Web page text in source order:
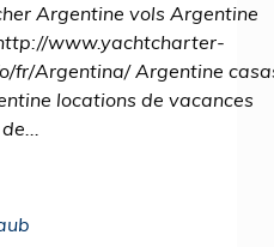
Argentine vols Argentine
www.yachtcharter-
fr/Argentina/ Argentine
locations de vacances